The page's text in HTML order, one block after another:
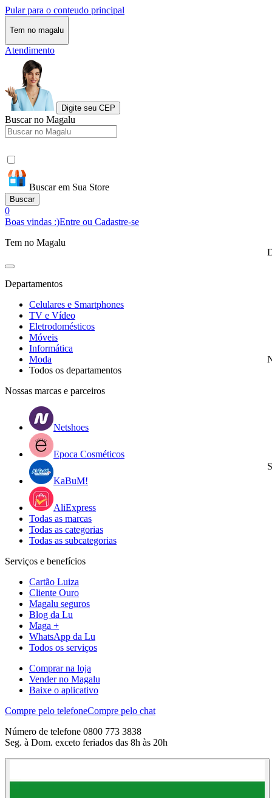
Pular para o conteudo principal
Tem no magalu
Atendimento
Digite seu CEP
Buscar no Magalu
Buscar em Sua Store
Buscar
0
Boas vindas :)Entre ou Cadastre-se
Tem no Magalu
Departamentos
Celulares e Smartphones
TV e Vídeo
Eletrodomésticos
Móveis
Informática
Moda
Todos os departamentos
Nossas marcas e parceiros
Netshoes
Epoca Cosméticos
KaBuM!
AliExpress
Todas as marcas
Todas as categorias
Todas as subcategorias
Serviços e benefícios
Cartão Luiza
Cliente Ouro
Magalu seguros
Blog da Lu
Maga +
WhatsApp da Lu
Todos os serviços
Comprar na loja
Vender no Magalu
Baixe o aplicativo
Compre pelo telefoneCompre pelo chat
Número de telefone 0800 773 3838
Seg. à Dom. exceto feriados das 8h às 20h